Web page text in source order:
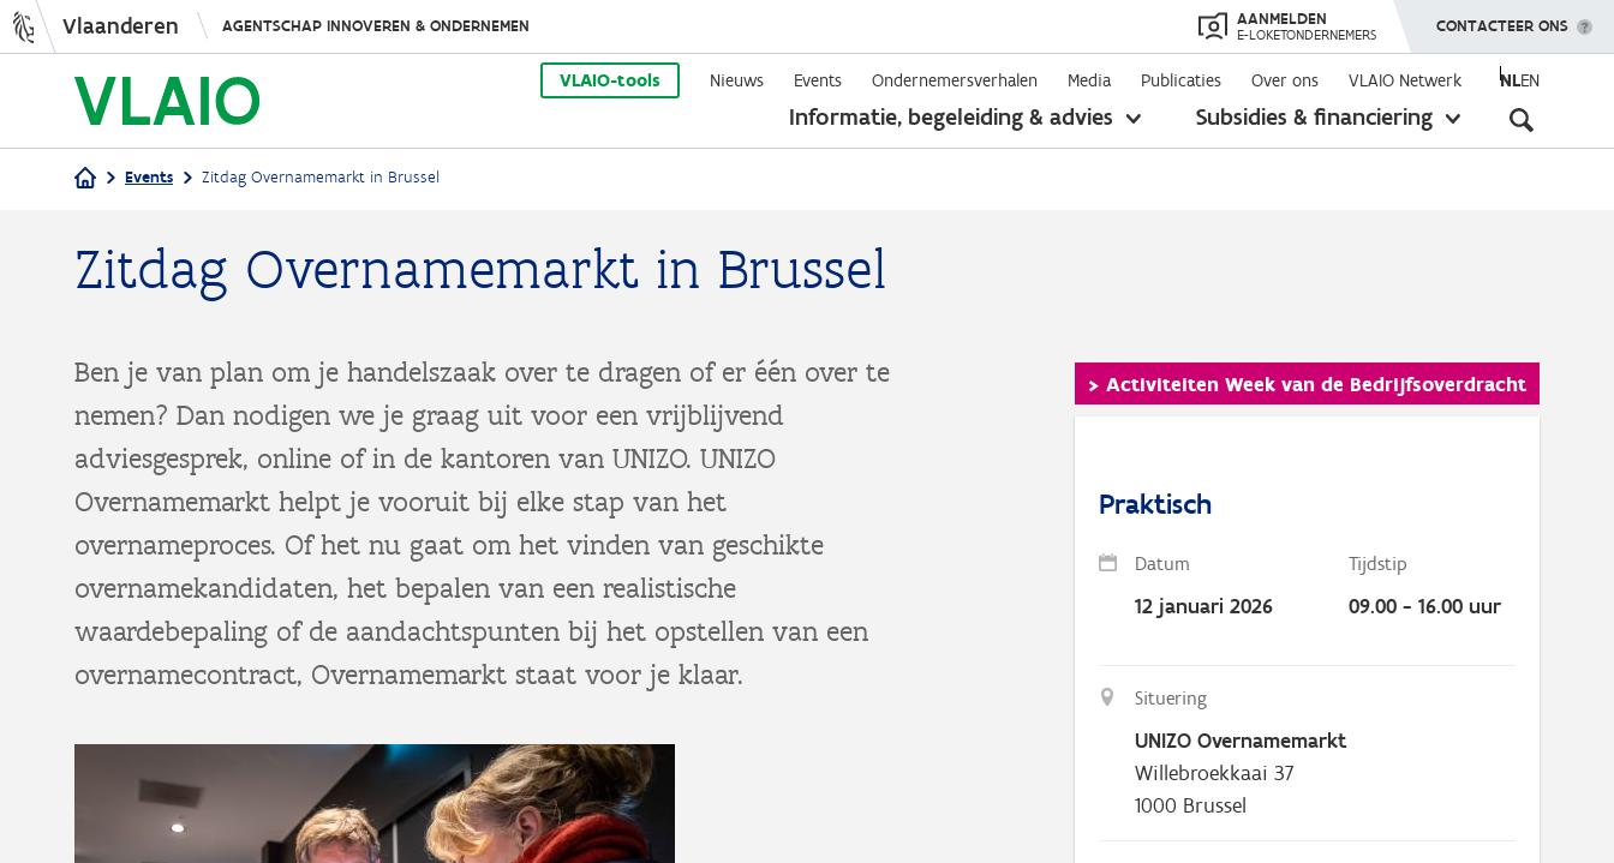
Overslaan
en
naar
de
Vlaanderen AGENTSCHAP INNOVEREN & ONDERNEMEN AANMELDEN
E-LOKETONDERNEMERS TOON MENU
CONTACTEER ONS
VLAIO-tools Nieuws Events Ondernemersverhalen Media Publicaties Over ons VLAIO Netwerk NLEN
Informatie, begeleiding & advies
toon
Subsidies & financiering
toon
Kruimelpad
Events Zitdag Overnamemarkt in Brussel
Zitdag Overnamemarkt in Brussel
Ben je van plan om je handelszaak over te dragen of er één over te
nemen? Dan nodigen we je graag uit voor een vrijblijvend
adviesgesprek, online of in de kantoren van UNIZO. UNIZO
Overnamemarkt​ helpt je vooruit bij elke stap van het
overnameproces. Of het nu gaat om het vinden van geschikte
overnamekandidaten, het bepalen van een realistische
waardebepaling of de aandachtspunten bij het opstellen van een
overnamecontract, Overnamemarkt staat voor je klaar.
> Activiteiten Week van de Bedrijfsoverdracht
Praktisch
Datum Tijdstip
12 januari 2026 09.00 - 16.00 uur
Situering
UNIZO Overnamemarkt
Willebroekkaai 37
1000 Brussel